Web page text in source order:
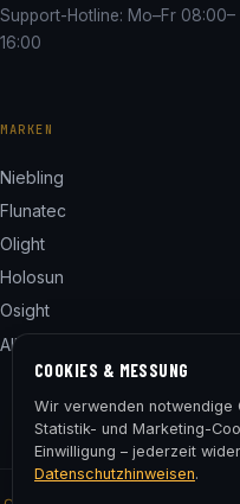
Support-Hotline: Mo–Fr 08:00–
16:00
MARKEN
Niebling
Flunatec
Olight
Holosun
Osight
Alle 24 Marken
COOKIES & MESSUNG
Wir verwenden notwendige
Statistik- und Marketing-
Einwilligung – jederzeit
Datenschutzhinweisen.